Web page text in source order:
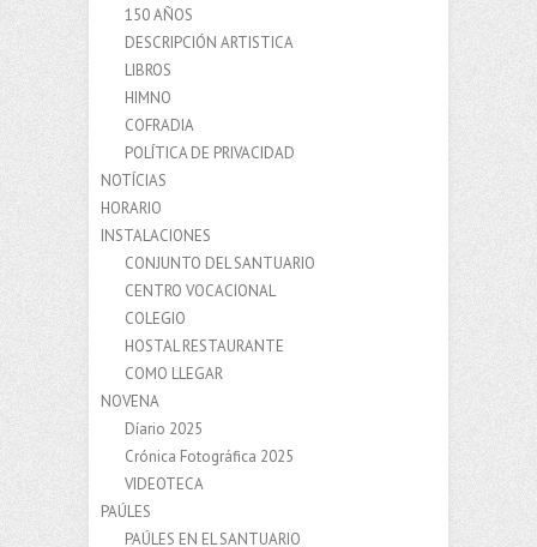
150 AÑOS
DESCRIPCIÓN ARTISTICA
LIBROS
HIMNO
COFRADIA
POLÍTICA DE PRIVACIDAD
NOTÍCIAS
HORARIO
INSTALACIONES
CONJUNTO DEL SANTUARIO
CENTRO VOCACIONAL
COLEGIO
HOSTAL RESTAURANTE
COMO LLEGAR
NOVENA
Díario 2025
Crónica Fotográfica 2025
VIDEOTECA
PAÚLES
PAÚLES EN EL SANTUARIO